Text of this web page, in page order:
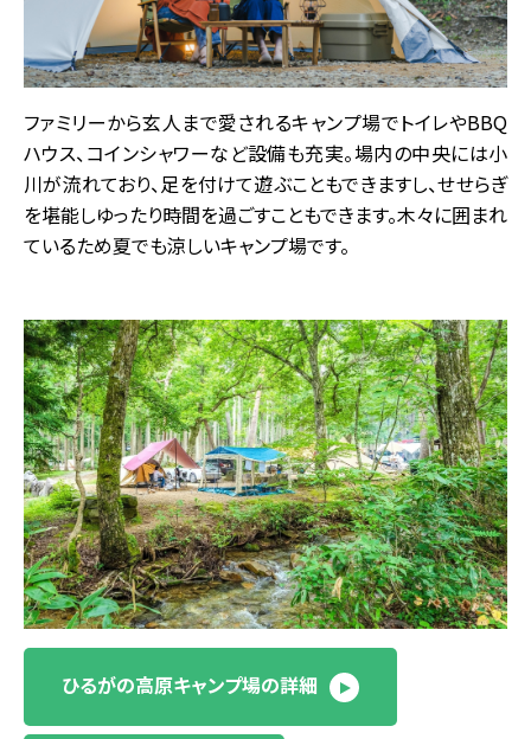
ファミリーから玄人まで愛されるキャンプ場でトイレやBBQ
ハウス、コインシャワーなど設備も充実。場内の中央には小
川が流れており、足を付けて遊ぶこともできますし、せせらぎ
を堪能しゆったり時間を過ごすこともできます。木々に囲まれ
ているため夏でも涼しいキャンプ場です。
ひるがの高原キャンプ場の詳細